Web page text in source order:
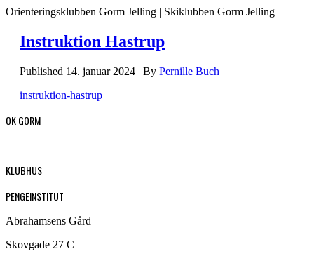
Orienteringsklubben Gorm Jelling | Skiklubben Gorm Jelling
Instruktion Hastrup
Published 14. januar 2024 | By Pernille Buch
instruktion-hastrup
OK GORM
KLUBHUS
PENGEINSTITUT
Abrahamsens Gård
Skovgade 27 C